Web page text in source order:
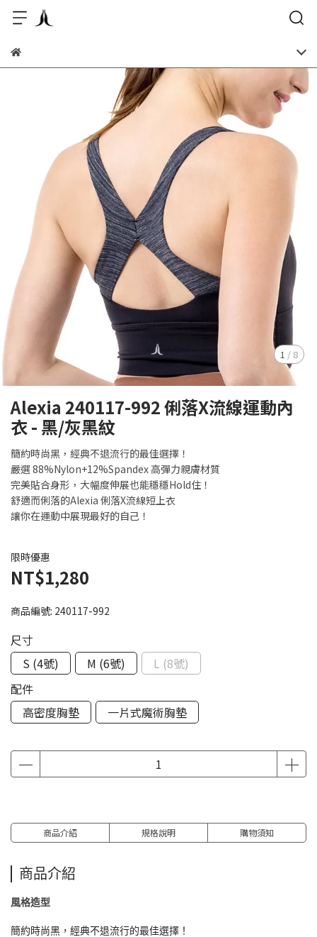
1 / 8
Alexia 240117-992 俐落X流線運動內
衣 - 黑/灰黑紋
簡約時尚黑，經典不退流行的最佳選擇！
嚴選 88%Nylon+12%Spandex 高彈力親膚材質
完美貼合身形，大幅度伸展也能穩穩Hold住！
舒適而俐落的Alexia 俐落X流線短上衣
讓你在運動中展現最好的自己！
限時優惠
NT$1,280
商品編號: 240117-992
尺寸
S (4號)
M (6號)
L (8號)
配件
高密度胸墊
一片式魔術胸墊
商品介紹 規格說明 購物須知
商品介紹
風格造型
簡約時尚黑，經典不退流行的最佳選擇！